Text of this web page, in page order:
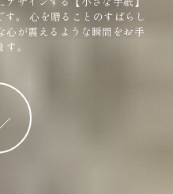
。
心を贈ることのすばらし
心が震えるような瞬間をお手
。